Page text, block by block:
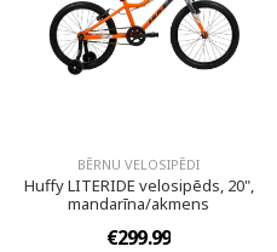
BĒRNU VELOSIPĒDI
Huffy LITERIDE velosipēds, 20",
mandarīna/akmens
€299.99